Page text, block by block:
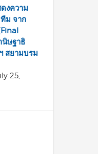
งความ
ม จาก
นิษฐาธิ
สยามบรม
25,